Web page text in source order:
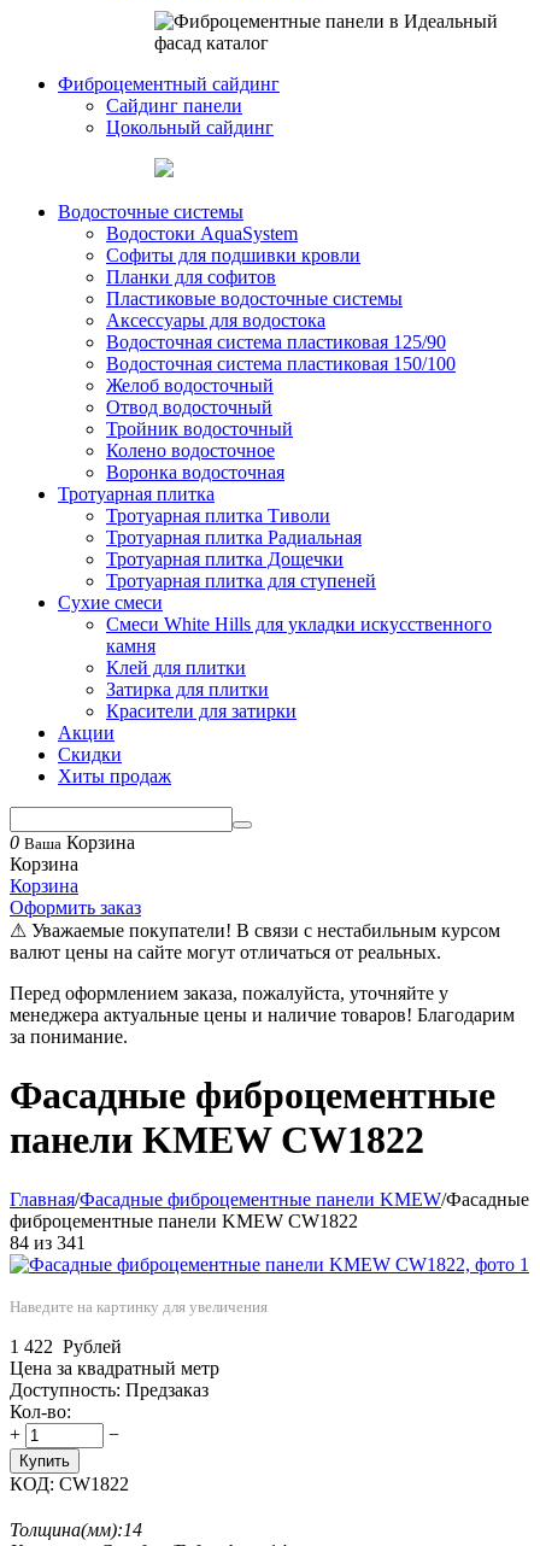
Фиброцементный сайдинг
Сайдинг панели
Цокольный сайдинг
Водосточные системы
Водостоки AquaSystem
Софиты для подшивки кровли
Планки для софитов
Пластиковые водосточные системы
Аксессуары для водостока
Водосточная система пластиковая 125/90
Водосточная система пластиковая 150/100
Желоб водосточный
Отвод водосточный
Тройник водосточный
Колено водосточное
Воронка водосточная
Тротуарная плитка
Тротуарная плитка Тиволи
Тротуарная плитка Радиальная
Тротуарная плитка Дощечки
Тротуарная плитка для ступеней
Сухие смеси
Смеси White Hills для укладки искусственного
камня
Клей для плитки
Затирка для плитки
Красители для затирки
Акции
Скидки
Хиты продаж
0 Ваша Корзина
Корзина
Корзина
Оформить заказ
⚠ Уважаемые покупатели! В связи с нестабильным курсом
валют цены на сайте могут отличаться от реальных.
Перед оформлением заказа, пожалуйста, уточняйте у
менеджера актуальные цены и наличие товаров! Благодарим
за понимание.
Фасадные фиброцементные
панели KMEW CW1822
Главная/Фасадные фиброцементные панели KMEW/Фасадные
фиброцементные панели KMEW CW1822
84 из 341
Наведите на картинку для увеличения
1 422 Рублей
Цена за квадратный метр
Доступность: Предзаказ
Кол-во:
+
−
Купить
КОД: CW1822
Толщина(мм):14